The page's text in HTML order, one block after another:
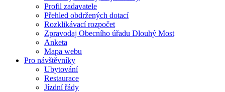
Profil zadavatele
Přehled obdržených dotací
Rozklikávací rozpočet
Zpravodaj Obecního úřadu Dlouhý Most
Anketa
Mapa webu
Pro návštěvníky
Ubytování
Restaurace
Jízdní řády